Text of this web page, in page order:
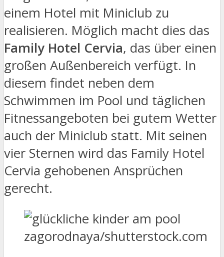
einem Hotel mit Miniclub zu
realisieren. Möglich macht dies das
Family Hotel Cervia, das über einen
großen Außenbereich verfügt. In
diesem findet neben dem
Schwimmen im Pool und täglichen
Fitnessangeboten bei gutem Wetter
auch der Miniclub statt. Mit seinen
vier Sternen wird das Family Hotel
Cervia gehobenen Ansprüchen
gerecht.
zagorodnaya/shutterstock.com